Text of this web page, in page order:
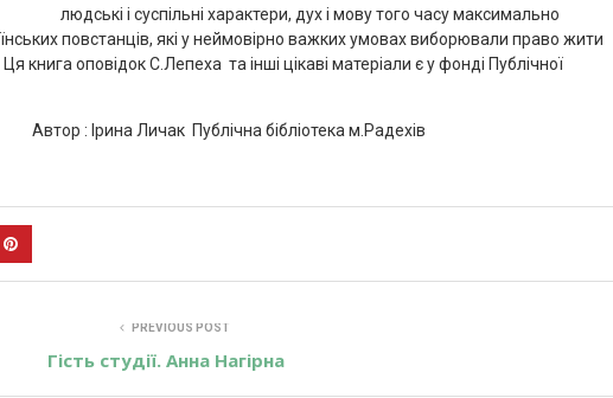
людські і суспільні характери, дух і мову того часу максимально
повстанців, які у неймовірно важких умовах виборювали право жити
книга оповідок С.Лепеха та інші цікаві матеріали є у фонді Публічної
бібліотека м.Радехів
PREVIOUS POST
Гість студії. Анна Нагірна